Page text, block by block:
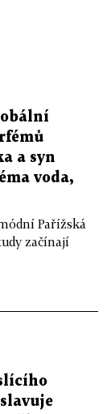
a syn
voda,
Pařížská
začínají